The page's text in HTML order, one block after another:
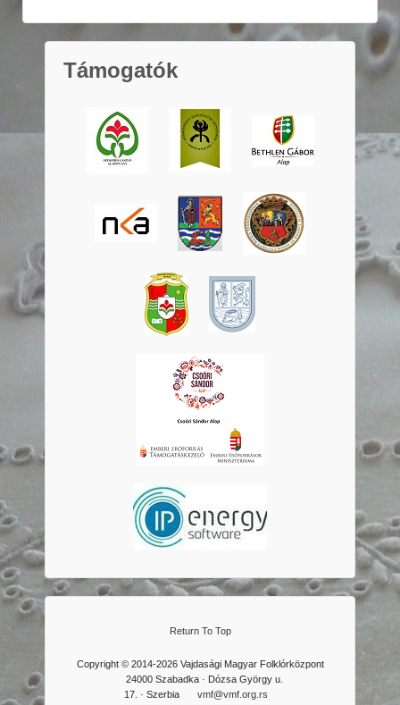
Támogatók
Return To Top
Copyright © 2014-2026 Vajdasági Magyar Folklórközpont
24000 Szabadka · Dózsa György u.
17. · Szerbia
vmf@vmf.org.rs